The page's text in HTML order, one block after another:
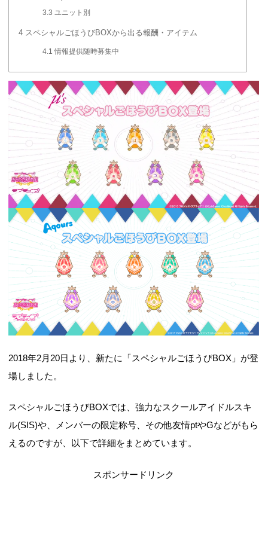
3.3 ユニット別
4 スペシャルごほうびBOXから出る報酬・アイテム
4.1 情報提供随時募集中
2018年2月20日より、新たに「スペシャルごほうびBOX」が登
場しました。
スペシャルごほうびBOXでは、強力なスクールアイドルスキ
ル(SIS)や、メンバーの限定称号、その他友情ptやGなどがもら
えるのですが、以下で詳細をまとめています。
スポンサードリンク